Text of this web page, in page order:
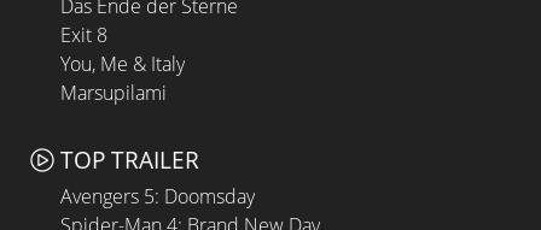
Das Ende der Sterne
Exit 8
You, Me & Italy
Marsupilami
TOP TRAILER
Avengers 5: Doomsday